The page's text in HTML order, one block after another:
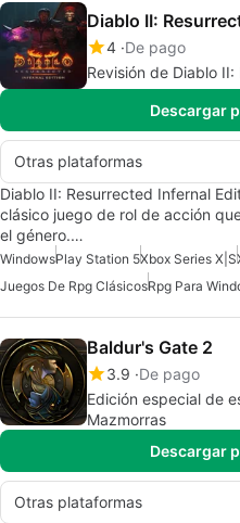
Diablo II:
4 De pago
Revisión de Diablo
Descargar
Otras plataformas
Diablo II: Resurrected Infernal
clásico juego de rol de acción
el género.…
WindowsPlay Station 5Xbox Series X|S
Juegos De Rpg ClásicosRpg Para
Baldur's Gate 2
3.9 De pago
Edición especial de
Mazmorras
Descargar
Otras plataformas